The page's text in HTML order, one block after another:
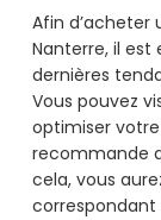
Afin d’acheter
Nanterre, il est
dernières
Vous pouvez
optimiser
recommande
cela, vous
correspondant